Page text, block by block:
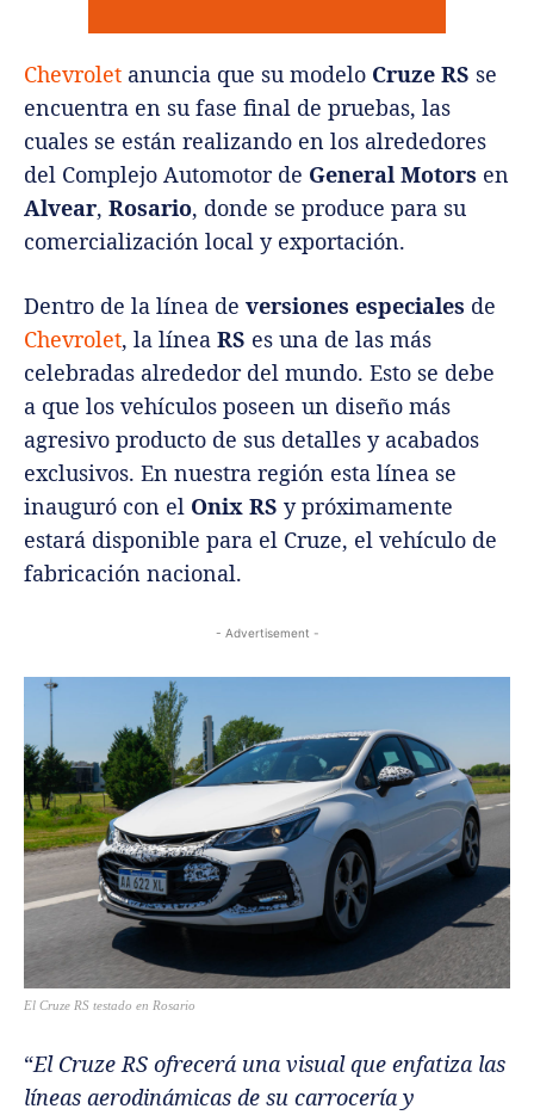
Chevrolet anuncia que su modelo Cruze RS se
encuentra en su fase final de pruebas, las
cuales se están realizando en los alrededores
del Complejo Automotor de General Motors en
Alvear, Rosario, donde se produce para su
comercialización local y exportación.
Dentro de la línea de versiones especiales de
Chevrolet, la línea RS es una de las más
celebradas alrededor del mundo. Esto se debe
a que los vehículos poseen un diseño más
agresivo producto de sus detalles y acabados
exclusivos. En nuestra región esta línea se
inauguró con el Onix RS y próximamente
estará disponible para el Cruze, el vehículo de
fabricación nacional.
- Advertisement -
El Cruze RS testado en Rosario
“El Cruze RS ofrecerá una visual que enfatiza las
líneas aerodinámicas de su carrocería y